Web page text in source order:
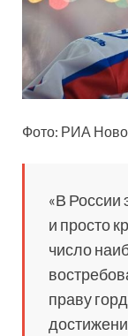
Фото: РИА
«В России
и просто
число
праву